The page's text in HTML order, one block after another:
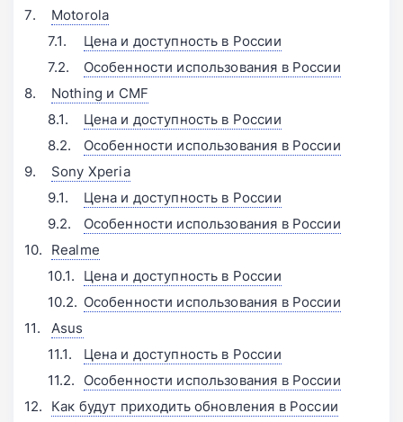
Motorola
Цена и доступность в России
Особенности использования в России
Nothing и CMF
Цена и доступность в России
Особенности использования в России
Sony Xperia
Цена и доступность в России
Особенности использования в России
Realme
Цена и доступность в России
Особенности использования в России
Asus
Цена и доступность в России
Особенности использования в России
Как будут приходить обновления в России